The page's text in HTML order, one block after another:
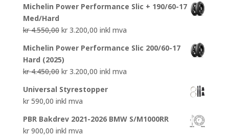
Michelin Power Performance Slic + 190/60-17
Med/Hard
kr4.550,00 Opprinnelig
var:
kr 4.550,00.
kr3.200,00Nåværende
er:
inkl mva
Michelin Power Performance Slic 200/60-17
Hard (2025)
kr4.450,00 Opprinnelig
var:
kr 4.450,00.
kr3.200,00Nåværende
er:
inkl mva
Universal Styrestopper
kr590,00 inkl mva
PBR Bakdrev 2021-2026 BMW S/M1000RR
kr900,00 inkl mva